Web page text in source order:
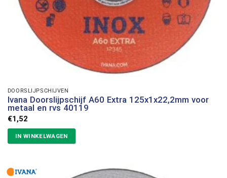
DOORSLIJPSCHIJVEN
Ivana Doorslijpschijf A60 Extra 125x1x22,2mm voor
metaal en rvs 40119
€1,52
IN WINKELWAGEN